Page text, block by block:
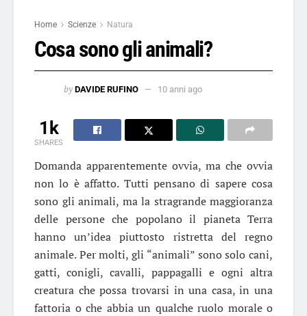
Home Scienze Natura
Cosa sono gli animali?
by DAVIDE RUFINO 10 anni ago
1k
SHARES
Domanda apparentemente ovvia, ma che ovvia
non lo è affatto. Tutti pensano di sapere cosa
sono gli animali, ma la stragrande maggioranza
delle persone che popolano il pianeta Terra
hanno un’idea piuttosto ristretta del regno
animale. Per molti, gli “animali” sono solo cani,
gatti, conigli, cavalli, pappagalli e ogni altra
creatura che possa trovarsi in una casa, in una
fattoria o che abbia un qualche ruolo morale o